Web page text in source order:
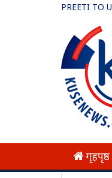
PREETI TO
गृहपृष्ठ